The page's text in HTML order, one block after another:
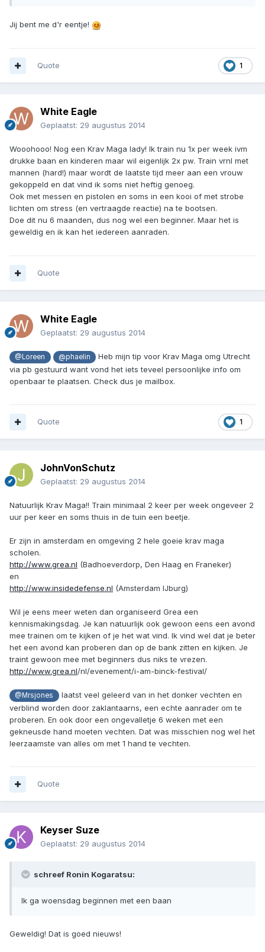
Jij bent me d'r eentje!
1
Quote
White Eagle
Geplaatst: 29 augustus 2014
Wooohooo! Nog een Krav Maga lady! Ik train nu 1x per week ivm
drukke baan en kinderen maar wil eigenlijk 2x pw. Train vrnl met
mannen (hard!) maar wordt de laatste tijd meer aan een vrouw
gekoppeld en dat vind ik soms niet heftig genoeg.
Ook met messen en pistolen en soms in een kooi of met strobe
lichten om stress (en vertraagde reactie) na te bootsen.
Doe dit nu 6 maanden, dus nog wel een beginner. Maar het is
geweldig en ik kan het iedereen aanraden.
Quote
White Eagle
Geplaatst: 29 augustus 2014
@Loreen @phaelin
Heb mijn tip voor Krav Maga omg Utrecht
via pb gestuurd want vond het iets teveel persoonlijke info om
openbaar te plaatsen. Check dus je mailbox.
1
Quote
JohnVonSchutz
Geplaatst: 29 augustus 2014
Natuurlijk Krav Maga!! Train minimaal 2 keer per week ongeveer 2
uur per keer en soms thuis in de tuin een beetje.
Er zijn in amsterdam en omgeving 2 hele goeie krav maga
scholen.
http://www.grea.nl (Badhoeverdorp, Den Haag en Franeker)
en
http://www.insidedefense.nl (Amsterdam IJburg)
Wil je eens meer weten dan organiseerd Grea een
kennismakingsdag. Je kan natuurlijk ook gewoon eens een avond
mee trainen om te kijken of je het wat vind. Ik vind wel dat je beter
het een avond kan proberen dan op de bank zitten en kijken. Je
traint gewoon mee met beginners dus niks te vrezen.
http://www.grea.nl/nl/evenement/i-am-binck-festival/
@Mrsjones
laatst veel geleerd van in het donker vechten en
verblind worden door zaklantaarns, een echte aanrader om te
proberen. En ook door een ongevalletje 6 weken met een
gekneusde hand moeten vechten. Dat was misschien nog wel het
leerzaamste van alles om met 1 hand te vechten.
Quote
Keyser Suze
Geplaatst: 29 augustus 2014
schreef Ronin Kogaratsu:
Ik ga woensdag beginnen met een baan
Geweldig! Dat is goed nieuws!